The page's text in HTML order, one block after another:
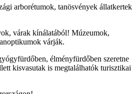
arborétumok, tanösvények állatkertek
várak kínálatából! Múzeumok,
várják.
élményfürdőben szeretne
kisvasutak is megtalálhatók turisztikai